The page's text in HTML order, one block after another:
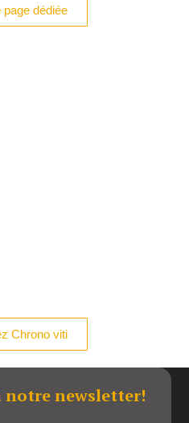
page dédiée
Chrono viti
notre newsletter!